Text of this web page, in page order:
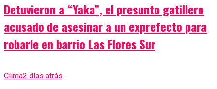
Detuvieron a “Yaka”, el presunto gatillero
acusado de asesinar a un exprefecto para
robarle en barrio Las Flores Sur
Clima2 días atrás